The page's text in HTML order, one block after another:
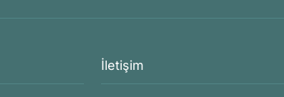
İletişim